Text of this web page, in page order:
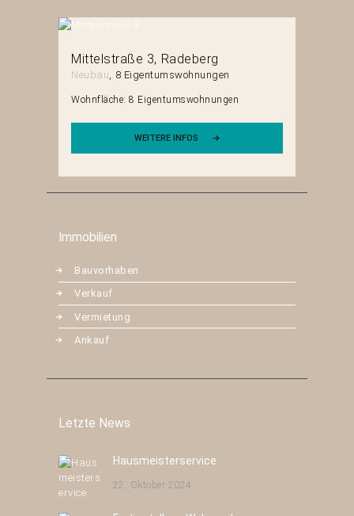
Mittelstraße 3 Radeberg
Neubau 8 Eigentumswohnungen
Wohnfläche: 8 Eigentumswohnungen
WEITERE INFOS
Immobilien
Bauvorhaben
Verkauf
Vermietung
Ankauf
Letzte News
Hausmeisterservice
22. Oktober 2024